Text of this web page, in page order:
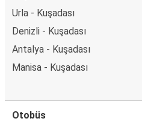
Urla - Kuşadası
Denizli - Kuşadası
Antalya - Kuşadası
Manisa - Kuşadası
Otobüs